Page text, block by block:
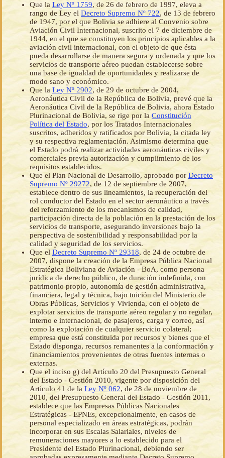
Que la Ley Nº 1759, de 26 de febrero de 1997, eleva a
rango de Ley el Decreto Supremo Nº 722, de 13 de febrero
de 1947, por el que Bolivia se adhiere al Convenio sobre
Aviación Civil Internacional, suscrito el 7 de diciembre de
1944, en el que se constituyen los principios aplicables a la
aviación civil internacional, con el objeto de que ésta
pueda desarrollarse de manera segura y ordenada y que los
servicios de transporte aéreo puedan establecerse sobre
una base de igualdad de oportunidades y realizarse de
modo sano y económico.
Que la Ley Nº 2902, de 29 de octubre de 2004,
Aeronáutica Civil de la República de Bolivia, prevé que la
Aeronáutica Civil de la República de Bolivia, ahora Estado
Plurinacional de Bolivia, se rige por la Constitución
Política del Estado, por los Tratados Internacionales
suscritos, adheridos y ratificados por Bolivia, la citada ley
y su respectiva reglamentación. Asimismo determina que
el Estado podrá realizar actividades aeronáuticas civiles y
comerciales previa autorización y cumplimiento de los
requisitos establecidos.
Que el Plan Nacional de Desarrollo, aprobado por Decreto
Supremo Nº 29272, de 12 de septiembre de 2007,
establece dentro de sus lineamientos, la recuperación del
rol conductor del Estado en el sector aeronáutico a través
del reforzamiento de los mecanismos de calidad,
participación directa de la población en la prestación de los
servicios de transporte, asegurando inversiones bajo la
perspectiva de sostenibilidad y responsabilidad por la
calidad y seguridad de los servicios.
Que elDecreto Supremo Nº 29318, de 24 de octubre de
2007, dispone la creación de la Empresa Pública Nacional
Estratégica Boliviana de Aviación - BoA, como persona
jurídica de derecho público, de duración indefinida, con
patrimonio propio, autonomía de gestión administrativa,
financiera, legal y técnica, bajo tuición del Ministerio de
Obras Públicas, Servicios y Vivienda, con el objeto de
explotar servicios de transporte aéreo regular y no regular,
interno e internacional, de pasajeros, carga y correo, así
como la explotación de cualquier servicio colateral;
empresa que está constituida por recursos y bienes que el
Estado disponga, recursos remanentes a la conformación y
financiamientos provenientes de otras fuentes internas o
externas.
Que el inciso g) del Artículo 20 del Presupuesto General
del Estado - Gestión 2010, vigente por disposición del
Artículo 41 de la Ley Nº 062, de 28 de noviembre de
2010, del Presupuesto General del Estado - Gestión 2011,
establece que las Empresas Públicas Nacionales
Estratégicas - EPNEs, excepcionalmente, en casos de
personal especializado en áreas estratégicas, podrán
incorporar en sus Escalas Salariales, niveles de
remuneraciones mayores a lo establecido para el
Presidente del Estado Plurinacional, debiendo ser